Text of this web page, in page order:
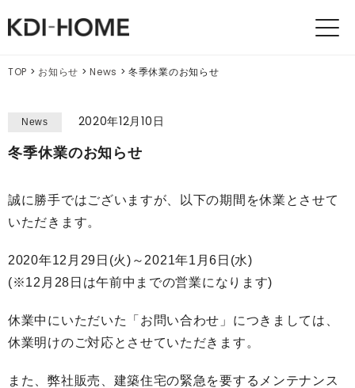
KDI
TOP > お知らせ > News > 冬季休業のお知らせ
News
2020年12月10日
冬季休業のお知らせ
誠に勝手ではございますが、以下の期間を休業とさせて
いただきます。
2020年12月29日(火)～2021年1月6日(水)
(※12月28日は午前中までの営業になります)
休業中にいただいた「お問い合わせ」につきましては、
休業明けのご対応とさせていただきます。
また、弊社販売、建築住宅の緊急を要するメンテナンス